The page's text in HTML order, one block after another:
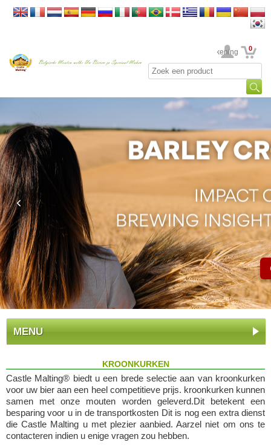
Uw rekening 0
MENU
KROONKURKEN
Castle Malting® biedt u een brede selectie aan van kroonkurken
voor uw bier aan een heel competitieve prijs. kroonkurken kunnen
samen met onze mouten worden geleverd.Dit betekent een
besparing voor u in de transportkosten Dit is nog een extra dienst
die Castle Malting u met plezier aanbied. Aarzel niet om ons te
contacteren indien u enige vragen zou hebben.